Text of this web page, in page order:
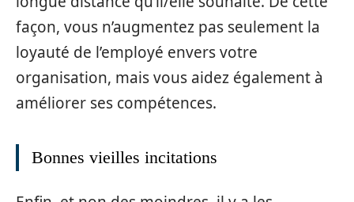
façon, vous n’augmentez pas seulement la
loyauté de l’employé envers votre
organisation, mais vous aidez également à
améliorer ses compétences.
Bonnes vieilles incitations